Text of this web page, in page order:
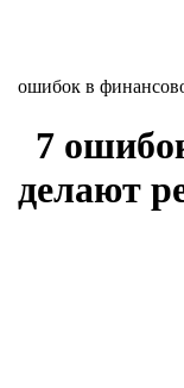
ошибок в
7
делают